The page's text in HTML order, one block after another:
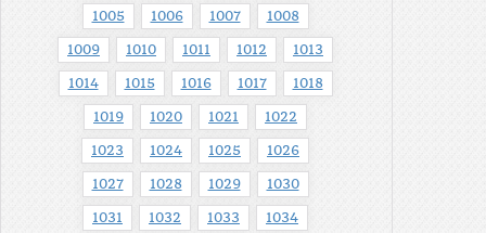
1005 1006 1007 1008
1009 1010 1011 1012 1013
1014 1015 1016 1017 1018
1019 1020 1021 1022
1023 1024 1025 1026
1027 1028 1029 1030
1031 1032 1033 1034